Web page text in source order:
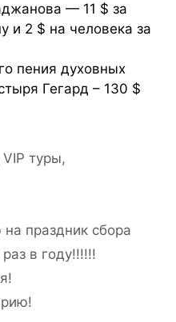
— 11 $ за
и 2 $ на человека за
пения духовных
Гегард – 130 $
туры,
праздник сбора
в году!!!!!!